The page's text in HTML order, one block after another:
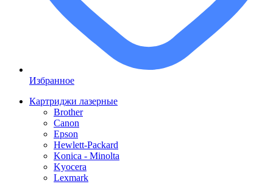
Избранное
Картриджи лазерные
Brother
Canon
Epson
Hewlett-Packard
Konica - Minolta
Kyocera
Lexmark